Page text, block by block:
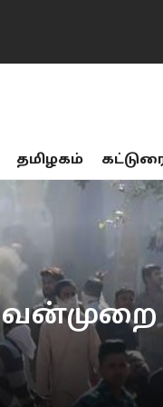
தமிழகம்